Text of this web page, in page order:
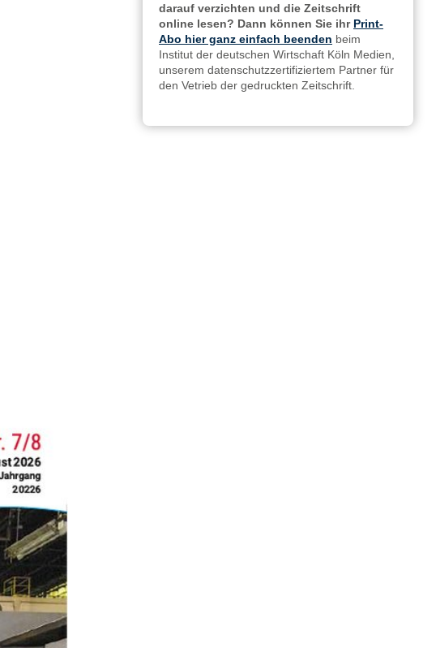
darauf verzichten und die Zeitschrift
online lesen? Dann können Sie ihr Print-
Abo hier ganz einfach beenden beim
Institut der deutschen Wirtschaft Köln Medien,
unserem datenschutzzertifiziertem Partner für
den Vetrieb der gedruckten Zeitschrift.